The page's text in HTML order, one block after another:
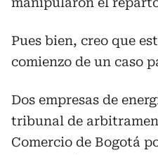
Pues bien, creo que
comienzo de un caso
Dos empresas de
tribunal de
Comercio de Bogotá